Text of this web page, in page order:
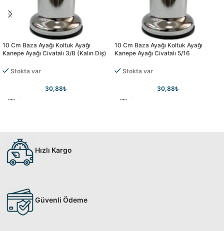
10 Cm Baza Ayağı Koltuk Ayağı
Kanepe Ayağı Civatalı 3/8 (kalın Diş)
Stokta var
30,88₺
10 Cm Baza Ayağı Koltuk Ayağı
Kanepe Ayağı Civatalı 5/16
Stokta var
30,88₺
Hızlı Kargo
Güvenli Ödeme